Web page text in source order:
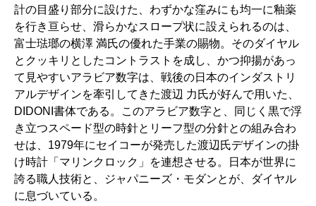
計の目盛り部分に設けた、わずかな窪みにも均一に釉薬
を行き亘らせ、滑らかなスロープ状に設えられるのは、
富士琺瑯の横澤 満氏の優れた手業の賜物。そのダイヤル
とクッキリとしたコントラストを成し、かつ抑揚があっ
て見やすいアラビア数字は、戦後の日本のインダストリ
アルデザインを牽引してきた渡辺 力氏が好んで用いた、
DIDONI書体である。このアラビア数字と、同じく黒で浮
き立つスペード型の時針とリーフ型の分針との組み合わ
せは、1979年にセイコーが発売した渡辺氏デザインの掛
け時計「マリンクロック」を連想させる。日本が世界に
誇る職人技術と、ジャパニーズ・モダンとが、ダイヤル
に息づいている。